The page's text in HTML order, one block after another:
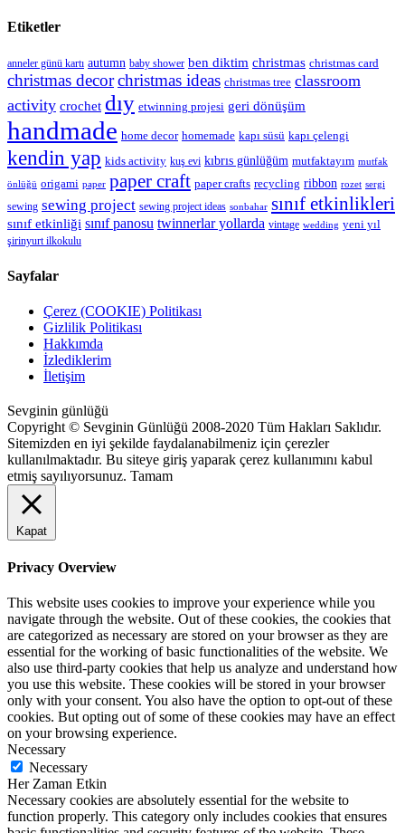
Etiketler
anneler günü kartı autumn baby shower ben diktim christmas christmas card
christmas decorchristmas ideas christmas tree classroom
activity crochet dıy etwinning projesi geri dönüşüm
handmade home decor homemade kapı süsü kapı çelengi
kendin yap kids activity kuş evi kıbrıs günlüğüm mutfaktayım mutfak
önlüğü origami paper paper craft paper crafts recycling ribbon rozet sergi
sewing sewing project sewing project ideas sonbahar sınıf etkinlikleri
sınıf etkinliği sınıf panosu twinnerlar yollarda vintage wedding yeni yıl
şirinyurt ilkokulu
Sayfalar
Çerez (COOKIE) Politikası
Gizlilik Politikası
Hakkımda
İzlediklerim
İletişim
Sevginin günlüğü
Copyright © Sevginin Günlüğü 2008-2020 Tüm Hakları Saklıdır.
Sitemizden en iyi şekilde faydalanabilmeniz için çerezler
kullanılmaktadır. Bu siteye giriş yaparak çerez kullanımını kabul
etmiş sayılıyorsunuz. Tamam
Kapat
Privacy Overview
This website uses cookies to improve your experience while you
navigate through the website. Out of these cookies, the cookies that
are categorized as necessary are stored on your browser as they are
essential for the working of basic functionalities of the website. We
also use third-party cookies that help us analyze and understand how
you use this website. These cookies will be stored in your browser
only with your consent. You also have the option to opt-out of these
cookies. But opting out of some of these cookies may have an effect
on your browsing experience.
Necessary
Necessary
Her Zaman Etkin
Necessary cookies are absolutely essential for the website to
function properly. This category only includes cookies that ensures